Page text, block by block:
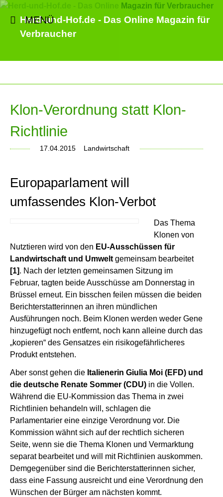
Herd-und-Hof.de - Das Online Magazin für
Verbraucher
MENÜ
Klon-Verordnung statt Klon-
Richtlinie
17.04.2015 Landwirtschaft
Europaparlament will
umfassendes Klon-Verbot
Das Thema
Klonen von
Nutztieren wird von den EU-Ausschüssen für
Landwirtschaft und Umwelt gemeinsam bearbeitet
[1]. Nach der letzten gemeinsamen Sitzung im
Februar, tagten beide Ausschüsse am Donnerstag in
Brüssel erneut. Ein bisschen feilen müssen die beiden
Berichterstatterinnen an ihren mündlichen
Ausführungen noch. Beim Klonen werden weder Gene
hinzugefügt noch entfernt, noch kann alleine durch das
„kopieren“ des Gensatzes ein risikogefährlicheres
Produkt entstehen.
Aber sonst gehen die Italienerin Giulia Moi (EFD) und
die deutsche Renate Sommer (CDU) in die Vollen.
Während die EU-Kommission das Thema in zwei
Richtlinien behandeln will, schlagen die
Parlamentarier eine einzige Verordnung vor. Die
Kommission wähnt sich auf der rechtlich sicheren
Seite, wenn sie die Thema Klonen und Vermarktung
separat bearbeitet und will mit Richtlinien auskommen.
Demgegenüber sind die Berichterstatterinnen sicher,
dass eine Fassung ausreicht und eine Verordnung den
Wünschen der Bürger am nächsten kommt.